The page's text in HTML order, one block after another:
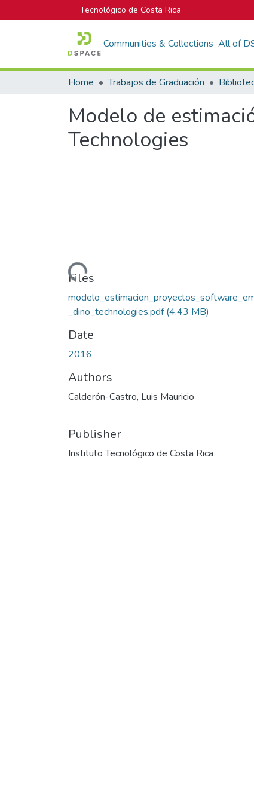
Tecnológico de Costa Rica
Communities & Collections All of
Home Trabajos de Graduación
Modelo de
Technologies
Loading...
Files
_dino_technologies.pdf(4.43 MB)
Date
2016
Authors
Calderón-Castro, Luis Mauricio
Publisher
Instituto Tecnológico de Costa Rica